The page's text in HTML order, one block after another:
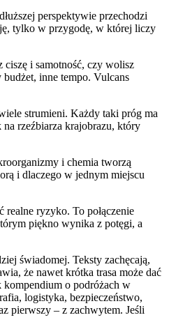
perspektywie przechodzi
tylko w przygodę, w której liczy
i samotność, czy wolisz
inne tempo. Vulcans
strumieni. Każdy taki próg ma
na rzeźbiarza krajobrazu, który
i chemia tworzą
i dlaczego w jednym miejscu
realne ryzyko. To połączenie
piękno wynika z potęgi, a
świadomej. Teksty zachęcają,
że nawet krótka trasa może dać
kompendium o podróżach w
logistyka, bezpieczeństwo,
pierwszy – z zachwytem. Jeśli